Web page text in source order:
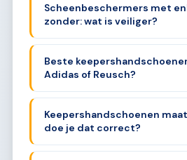
Scheenbeschermers met
zonder: wat is veiliger?
Beste
Adidas of Reusch?
Keepershandschoenen
doe je dat correct?